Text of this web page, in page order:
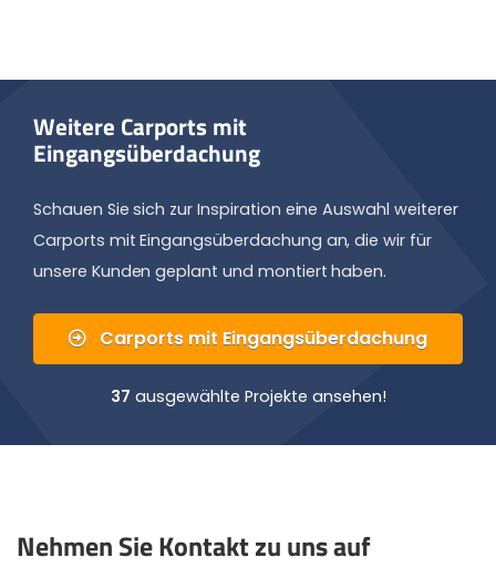
Weitere Carports mit
Eingangsüberdachung
Schauen Sie sich zur Inspiration eine Auswahl weiterer
Carports mit Eingangsüberdachung an, die wir für
unsere Kunden geplant und montiert haben.
Carports mit Eingangsüberdachung
37 ausgewählte Projekte ansehen!
Nehmen Sie Kontakt zu uns auf